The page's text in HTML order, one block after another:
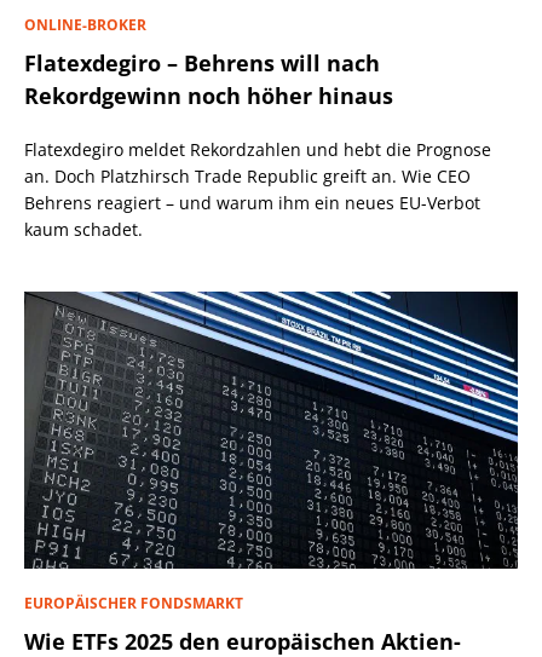
ONLINE-BROKER
Flatexdegiro – Behrens will nach
Rekordgewinn noch höher hinaus
Flatexdegiro meldet Rekordzahlen und hebt die Prognose
an. Doch Platzhirsch Trade Republic greift an. Wie CEO
Behrens reagiert – und warum ihm ein neues EU-Verbot
kaum schadet.
EUROPÄISCHER FONDSMARKT
Wie ETFs 2025 den europäischen Aktien-